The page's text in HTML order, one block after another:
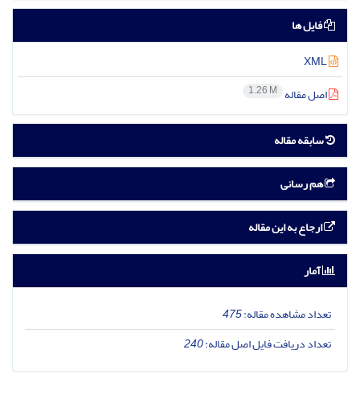
فایل ها
اصل مقاله 1.26 M
سابقه مقاله
هم رسانی
ارجاع به این مقاله
آمار
تعداد مشاهده مقاله:475
تعداد دریافت فایل اصل مقاله:240